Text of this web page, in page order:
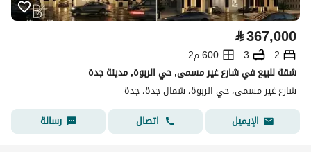
⃁367,000
2
3
600 م2
شقة للبيع في شارع غير مسمى, حي الربوة, مدينة جدة
شارع غير مسمى، حي الربوة، شمال جدة، جدة
الإيميل
اتصال رسالة